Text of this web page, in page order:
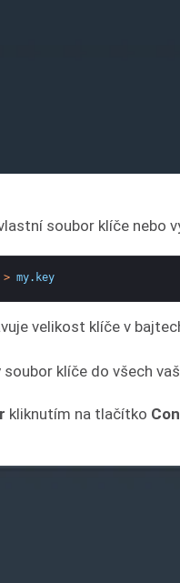
soubor klíče nebo
> my. key
velikost klíče v
klíče do všech
kliknutím na tlačítko